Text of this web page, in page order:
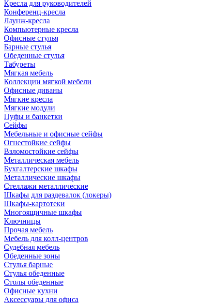
Кресла для руководителей
Конференц-кресла
Лаунж-кресла
Компьютерные кресла
Офисные стулья
Барные стулья
Обеденные стулья
Табуреты
Мягкая мебель
Коллекции мягкой мебели
Офисные диваны
Мягкие кресла
Мягкие модули
Пуфы и банкетки
Сейфы
Мебельные и офисные сейфы
Огнестойкие сейфы
Взломостойкие сейфы
Металлическая мебель
Бухгалтерские шкафы
Металлические шкафы
Стеллажи металлические
Шкафы для раздевалок (локеры)
Шкафы-картотеки
Многоящичные шкафы
Ключницы
Прочая мебель
Мебель для колл-центров
Судебная мебель
Обеденные зоны
Стулья барные
Стулья обеденные
Столы обеденные
Офисные кухни
Аксессуары для офиса